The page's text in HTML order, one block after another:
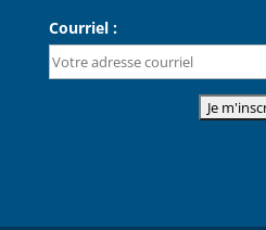
Courriel :